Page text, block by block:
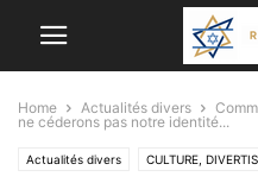
Home Actualités divers
ne céderons pas notre identité...
Actualités divers CULTURE,